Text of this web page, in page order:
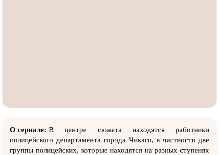
О сериале: В центре сюжета находятся работники
полицейского департамента города Чикаго, в частности две
группы полицейских, которые находятся на разных ступенях